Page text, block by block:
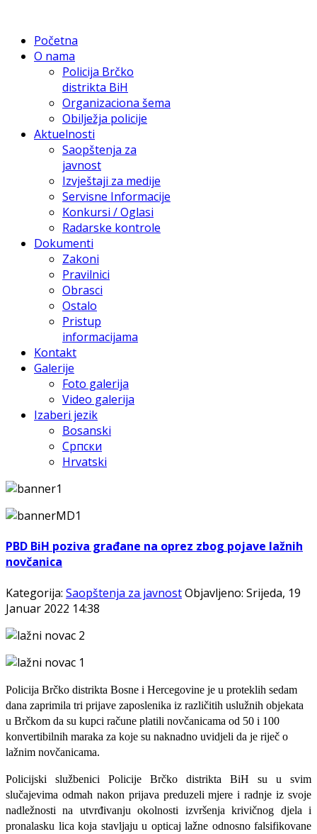
Početna
O nama
Policija Brčko
distrikta BiH
Organizaciona šema
Obilježja policije
Aktuelnosti
Saopštenja za
javnost
Izvještaji za medije
Servisne Informacije
Konkursi / Oglasi
Radarske kontrole
Dokumenti
Zakoni
Pravilnici
Obrasci
Ostalo
Pristup
informacijama
Kontakt
Galerije
Foto galerija
Video galerija
Izaberi jezik
Bosanski
Српски
Hrvatski
PBD BiH poziva građane na oprez zbog pojave lažnih
novčanica
Kategorija: Saopštenja za javnostObjavljeno: Srijeda, 19
Januar 2022 14:38
Policija Brčko distrikta Bosne i Hercegovine je u proteklih sedam
dana zaprimila tri prijave zaposlenika iz različitih uslužnih objekata
u Brčkom da su kupci račune platili novčanicama od 50 i 100
konvertibilnih maraka za koje su naknadno uvidjeli da je riječ o
lažnim novčanicama.
Policijski službenici Policije Brčko distrikta BiH su u svim
slučajevima odmah nakon prijava preduzeli mjere i radnje iz svoje
nadležnosti na utvrđivanju okolnosti izvršenja krivičnog djela i
pronalasku lica koja stavljaju u opticaj lažne odnosno falsifikovane